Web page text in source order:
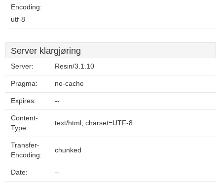
Encoding:
utf-8
Server klargjøring
Server: Resin/3.1.10
Pragma: no-cache
Expires: --
Content-
Type:
text/html; charset=UTF-8
Transfer-
Encoding:
chunked
Date: --